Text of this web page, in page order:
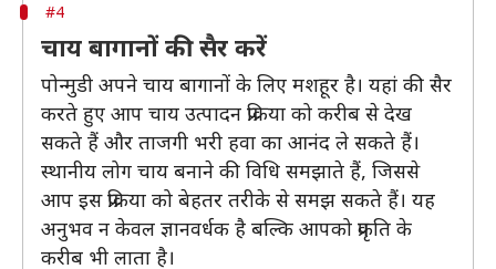
#4
चाय बागानों की सैर करें
पोन्मुडी अपने चाय बागानों के लिए मशहूर है। यहां की सैर
करते हुए आप चाय उत्पादन प्रक्रिया को करीब से देख
सकते हैं और ताजगी भरी हवा का आनंद ले सकते हैं।
स्थानीय लोग चाय बनाने की विधि समझाते हैं, जिससे
आप इस प्रक्रिया को बेहतर तरीके से समझ सकते हैं। यह
अनुभव न केवल ज्ञानवर्धक है बल्कि आपको प्रकृति के
करीब भी लाता है।